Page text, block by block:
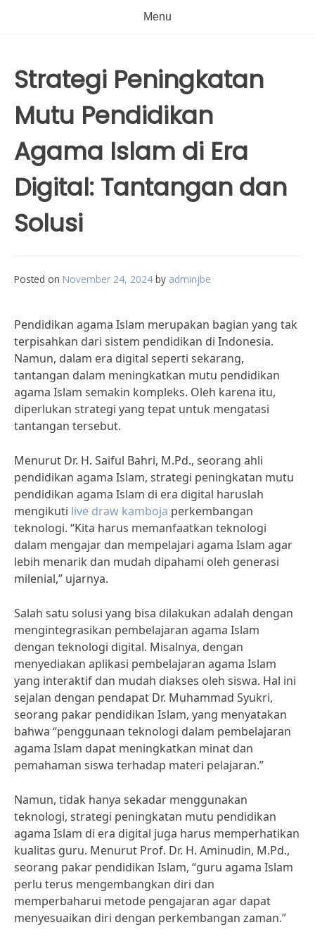
Menu
Strategi Peningkatan
Mutu Pendidikan
Agama Islam di Era
Digital: Tantangan dan
Solusi
Posted on November 24, 2024 by adminjbe
Pendidikan agama Islam merupakan bagian yang tak
terpisahkan dari sistem pendidikan di Indonesia.
Namun, dalam era digital seperti sekarang,
tantangan dalam meningkatkan mutu pendidikan
agama Islam semakin kompleks. Oleh karena itu,
diperlukan strategi yang tepat untuk mengatasi
tantangan tersebut.
Menurut Dr. H. Saiful Bahri, M.Pd., seorang ahli
pendidikan agama Islam, strategi peningkatan mutu
pendidikan agama Islam di era digital haruslah
mengikuti live draw kamboja perkembangan
teknologi. “Kita harus memanfaatkan teknologi
dalam mengajar dan mempelajari agama Islam agar
lebih menarik dan mudah dipahami oleh generasi
milenial,” ujarnya.
Salah satu solusi yang bisa dilakukan adalah dengan
mengintegrasikan pembelajaran agama Islam
dengan teknologi digital. Misalnya, dengan
menyediakan aplikasi pembelajaran agama Islam
yang interaktif dan mudah diakses oleh siswa. Hal ini
sejalan dengan pendapat Dr. Muhammad Syukri,
seorang pakar pendidikan Islam, yang menyatakan
bahwa “penggunaan teknologi dalam pembelajaran
agama Islam dapat meningkatkan minat dan
pemahaman siswa terhadap materi pelajaran.”
Namun, tidak hanya sekadar menggunakan
teknologi, strategi peningkatan mutu pendidikan
agama Islam di era digital juga harus memperhatikan
kualitas guru. Menurut Prof. Dr. H. Aminudin, M.Pd.,
seorang pakar pendidikan Islam, “guru agama Islam
perlu terus mengembangkan diri dan
memperbaharui metode pengajaran agar dapat
menyesuaikan diri dengan perkembangan zaman.”